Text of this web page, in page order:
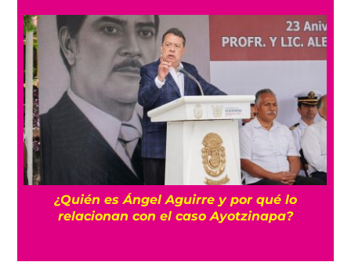
¿Quién es Ángel Aguirre y por qué lo
relacionan con el caso Ayotzinapa?